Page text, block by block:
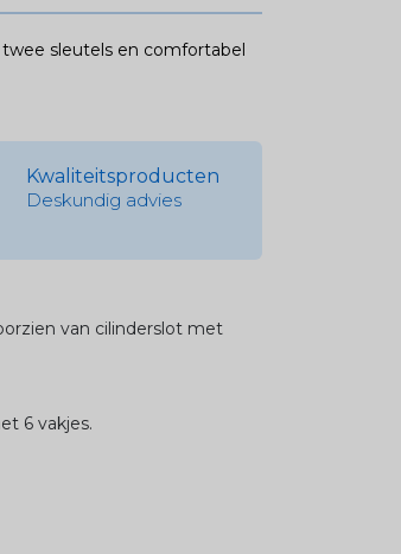
sleutels en comfortabel
Kwaliteitsproducten
Deskundig advies
van cilinderslot met
6 vakjes.